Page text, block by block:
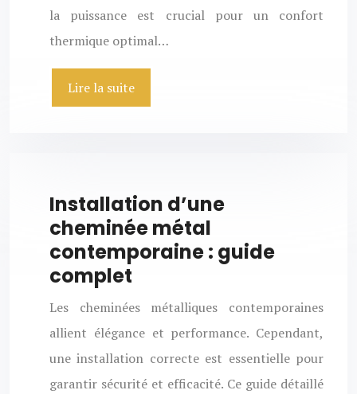
la puissance est crucial pour un confort
thermique optimal…
Lire la suite
Installation d’une
cheminée métal
contemporaine : guide
complet
Les cheminées métalliques contemporaines
allient élégance et performance. Cependant,
une installation correcte est essentielle pour
garantir sécurité et efficacité. Ce guide détaillé